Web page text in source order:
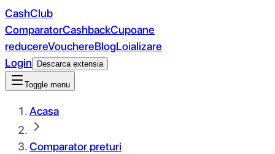
CashClub
ComparatorCashbackCupoane
reducereVouchereBlogLoializare
Login
Descarca extensia
Toggle menu
Acasa
Comparator preturi